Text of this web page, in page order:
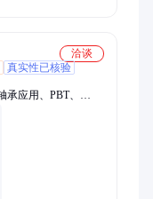
洽谈
真实性已核验
承应用、PBT、
、POE、EVA